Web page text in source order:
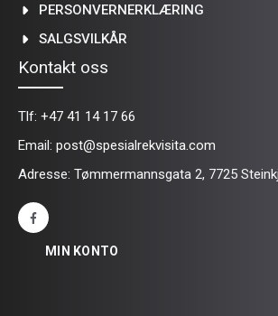
PERSONVERNERKLÆRING
SALGSVILKÅR
Kontakt oss
Tlf: +47 41 14 17 66
Email: post@spesialrekvisita.com
Adresse: Tømmermannsgata 2, 7725
MIN KONTO